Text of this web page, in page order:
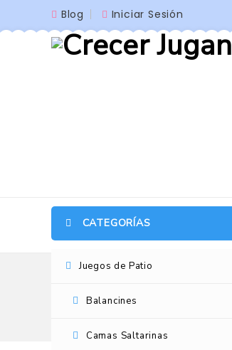
Blog Iniciar Sesión
CATEGORÍAS
Juegos de Patio
Balancines
Camas Saltarinas